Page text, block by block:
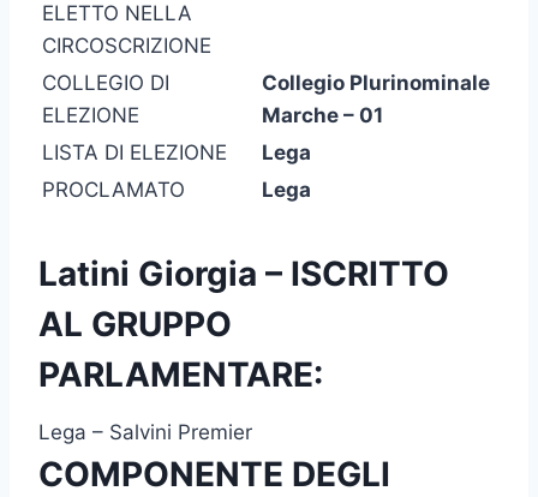
ELETTO NELLA
CIRCOSCRIZIONE
COLLEGIO DI
ELEZIONE
Collegio Plurinominale
Marche – 01
LISTA DI ELEZIONE
Lega
PROCLAMATO
Lega
Latini Giorgia – ISCRITTO
AL GRUPPO
PARLAMENTARE:
Lega – Salvini Premier
COMPONENTE DEGLI